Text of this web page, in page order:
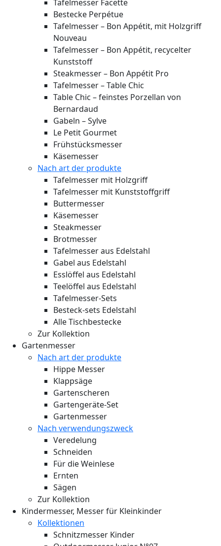
Tafelmesser Facette
Bestecke Perpétue
Tafelmesser – Bon Appétit, mit Holzgriff
Nouveau
Tafelmesser – Bon Appétit, recycelter
Kunststoff
Steakmesser – Bon Appétit Pro
Tafelmesser – Table Chic
Table Chic – feinstes Porzellan von
Bernardaud
Gabeln – Sylve
Le Petit Gourmet
Frühstücksmesser
Käsemesser
Nach art der produkte
Tafelmesser mit Holzgriff
Tafelmesser mit Kunststoffgriff
Buttermesser
Käsemesser
Steakmesser
Brotmesser
Tafelmesser aus Edelstahl
Gabel aus Edelstahl
Esslöffel aus Edelstahl
Teelöffel aus Edelstahl
Tafelmesser-Sets
Besteck-sets Edelstahl
Alle Tischbestecke
Zur Kollektion
Gartenmesser
Nach art der produkte
Hippe Messer
Klappsäge
Gartenscheren
Gartengeräte-Set
Gartenmesser
Nach verwendungszweck
Veredelung
Schneiden
Für die Weinlese
Ernten
Sägen
Zur Kollektion
Kindermesser, Messer für Kleinkinder
Kollektionen
Schnitzmesser Kinder